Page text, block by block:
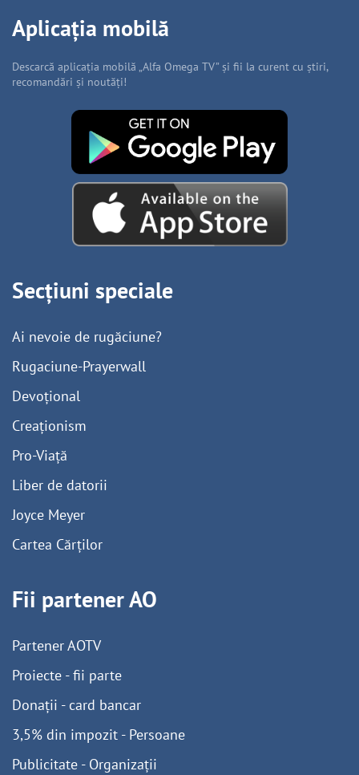
Aplicația mobilă
Descarcă aplicația mobilă „Alfa Omega TV” și fii la curent cu știri,
recomandări și noutăți!
Secțiuni speciale
Ai nevoie de rugăciune?
Rugaciune-Prayerwall
Devoțional
Creaționism
Pro-Viață
Liber de datorii
Joyce Meyer
Cartea Cărților
Fii partener AO
Partener AOTV
Proiecte - fii parte
Donații - card bancar
3,5% din impozit - Persoane
Publicitate - Organizații